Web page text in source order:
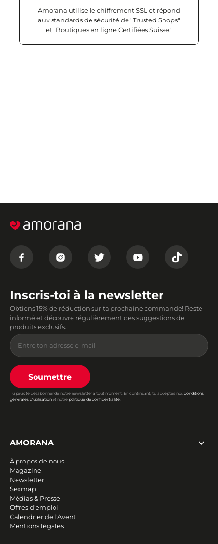
Amorana utilise le chiffrement SSL et répond
aux standards de sécurité de "Trusted Shops"
et "Boutiques en ligne Certifiées Suisse."
Inscris-toi à la newsletter
Obtiens 15% de réduction sur ta prochaine commande! Reste
informé et découvre régulièrement des suggestions de
produits exclusifs.
Soumettre
Tu peux te désabonner de notre newsletter à tout moment. En continuant, tu acceptes nos conditions
générales d'utilisation et notre politique de confidentialité.
AMORANA
À propos de nous
Magazine
Newsletter
Sexmap
Médias & Presse
Offres d'emploi
Calendrier de l'Avent
Mentions légales